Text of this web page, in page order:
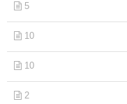
5
10
10
2